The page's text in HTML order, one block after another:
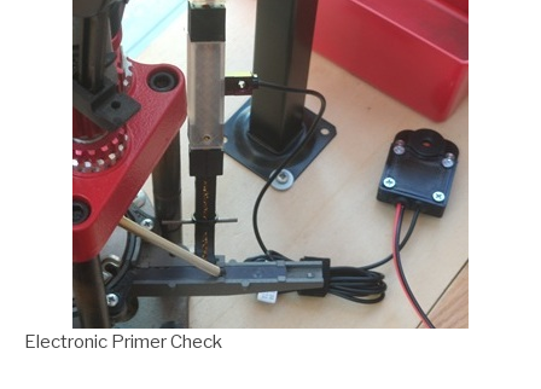
Electronic Primer Check